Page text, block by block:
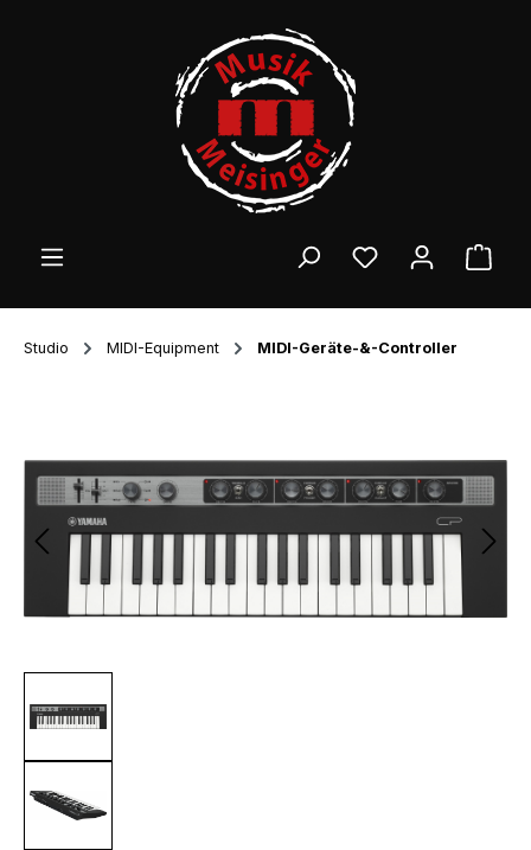
Studio MIDI-Equipment MIDI-Geräte-&-Controller